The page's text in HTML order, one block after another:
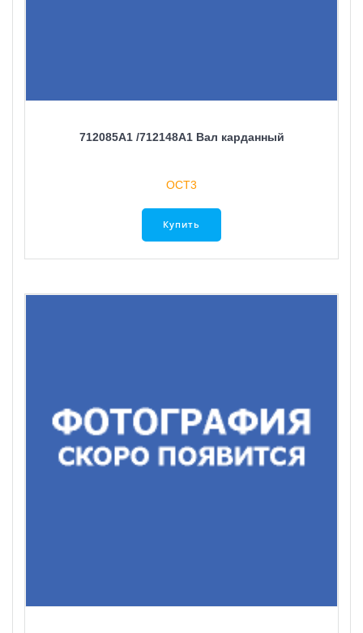
712085A1 /712148A1 Вал карданный
ОСТ3
Купить